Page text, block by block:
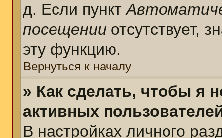
д. Если пункт
посещении отсутствует,
эту функцию.
Вернуться к началу
» Как сделать, чтобы я
активных
В настройках личного